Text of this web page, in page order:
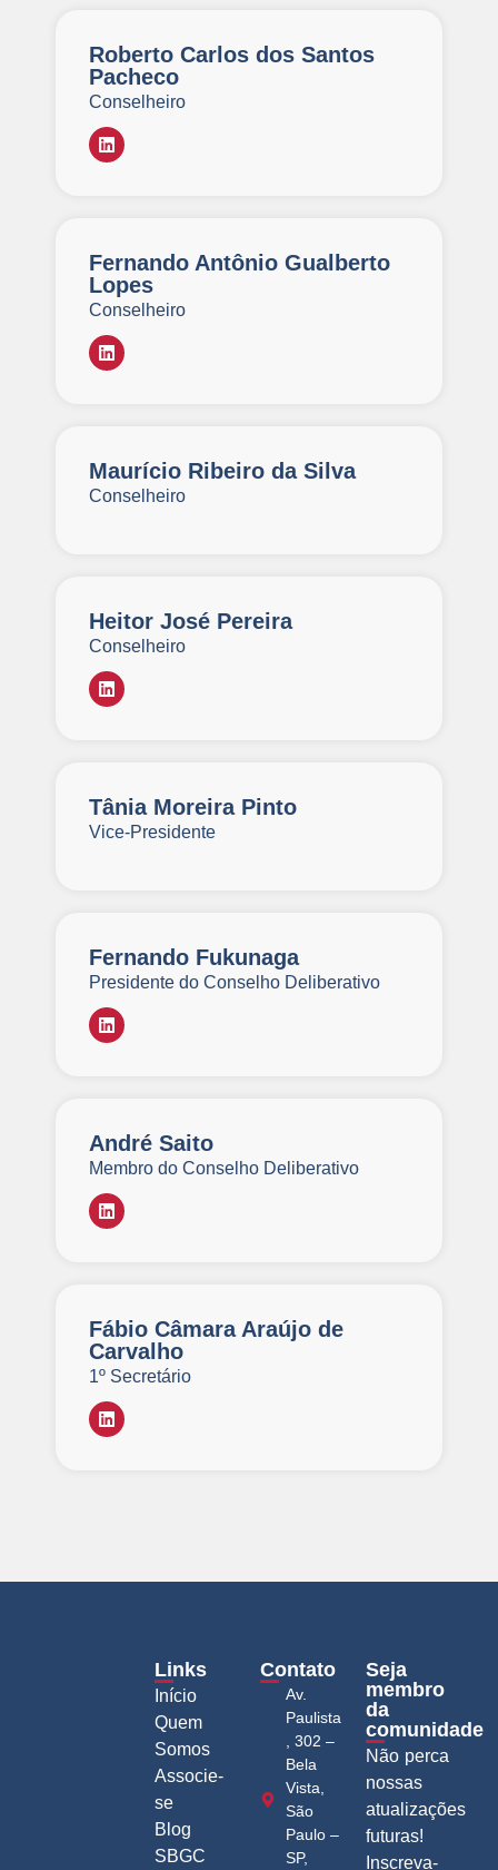
Roberto Carlos dos Santos
Pacheco
Conselheiro
Fernando Antônio Gualberto
Lopes
Conselheiro
Maurício Ribeiro da Silva
Conselheiro
Heitor José Pereira
Conselheiro
Tânia Moreira Pinto
Vice-Presidente
Fernando Fukunaga
Presidente do Conselho Deliberativo
André Saito
Membro do Conselho Deliberativo
Fábio Câmara Araújo de
Carvalho
1º Secretário
Links
Início
Quem
Somos
Associe-
se
Blog
SBGC
Contato
Av.
Paulista
, 302 –
Bela
Vista,
São
Paulo –
SP,
Seja
membro
da
comunidade
Não perca
nossas
atualizações
futuras!
Inscreva-